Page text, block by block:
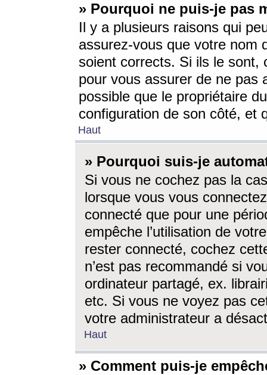
» Pourquoi ne puis-je pas
Il y a plusieurs raisons qui
assurez-vous que votre nom
soient corrects. Si ils le sont,
pour vous assurer de ne pas
possible que le propriétaire
configuration de son côté, et
Haut
» Pourquoi suis-je
Si vous ne cochez pas la
lorsque vous vous
connecté que pour une
empêche l’utilisation de
rester connecté, cochez
n’est pas recommandé si
ordinateur partagé, ex.
etc. Si vous ne voyez pas
votre administrateur a
Haut
» Comment puis-je